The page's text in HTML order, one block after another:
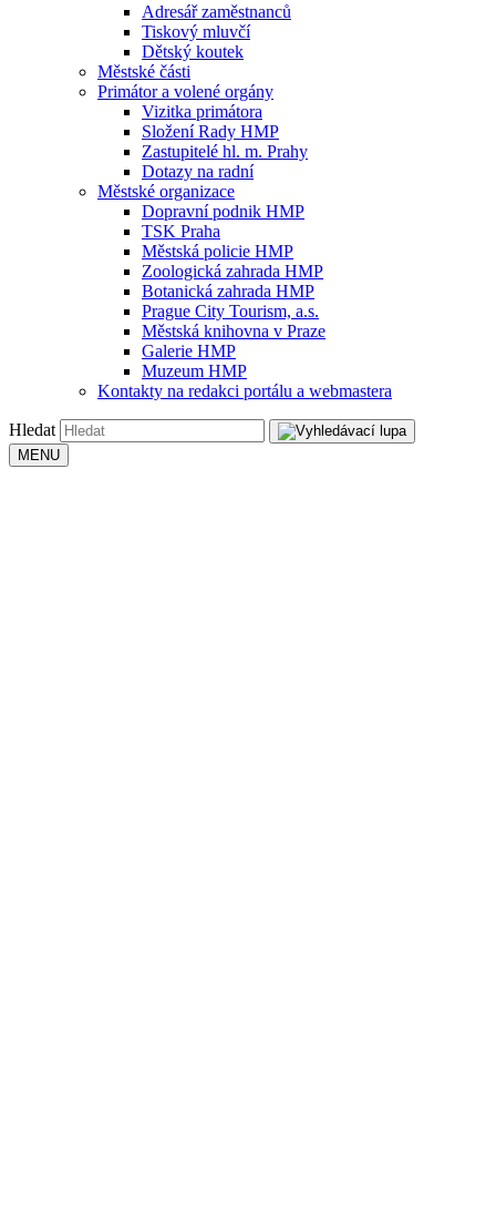
Adresář zaměstnanců
Tiskový mluvčí
Dětský koutek
Městské části
Primátor a volené orgány
Vizitka primátora
Složení Rady HMP
Zastupitelé hl. m. Prahy
Dotazy na radní
Městské organizace
Dopravní podnik HMP
TSK Praha
Městská policie HMP
Zoologická zahrada HMP
Botanická zahrada HMP
Prague City Tourism, a.s.
Městská knihovna v Praze
Galerie HMP
Muzeum HMP
Kontakty na redakci portálu a webmastera
Hledat
MENU